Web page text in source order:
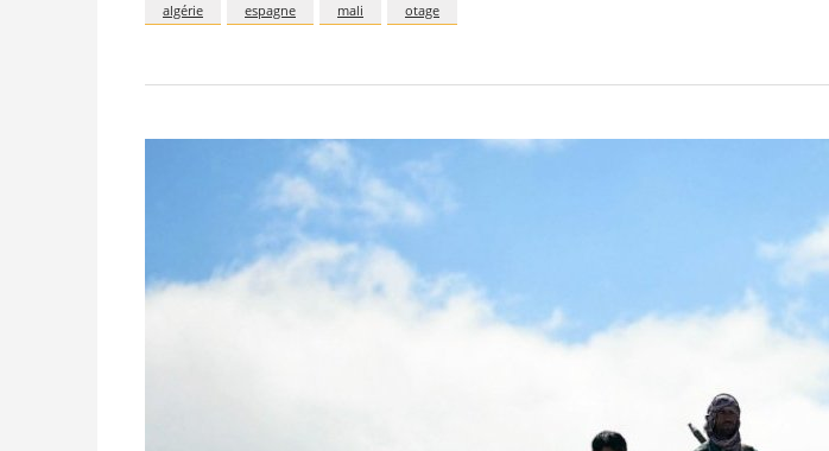
algérie espagne mali otage